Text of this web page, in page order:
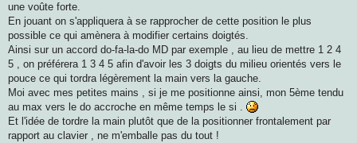
une voûte forte.
En jouant on s'appliquera à se rapprocher de cette position le plus
possible ce qui amènera à modifier certains doigtés.
Ainsi sur un accord do-fa-la-do MD par exemple , au lieu de mettre 1 2 4
5 , on préférera 1 3 4 5 afin d'avoir les 3 doigts du milieu orientés vers le
pouce ce qui tordra légèrement la main vers la gauche.
Moi avec mes petites mains , si je me positionne ainsi, mon 5ème tendu
au max vers le do accroche en même temps le si .
Et l'idée de tordre la main plutôt que de la positionner frontalement par
rapport au clavier , ne m'emballe pas du tout !